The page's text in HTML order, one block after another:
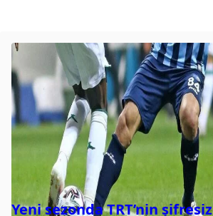
Yeni sezonda TRT’nin şifresiz